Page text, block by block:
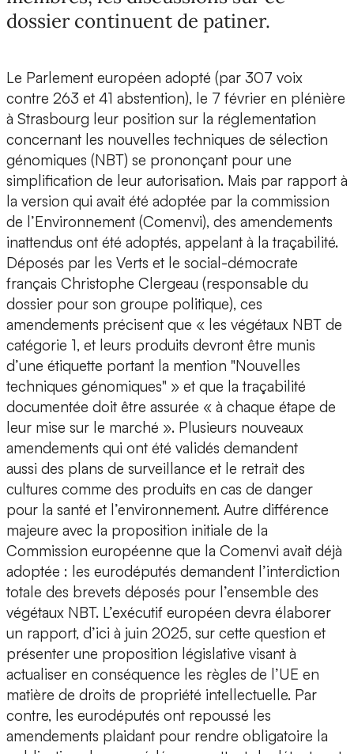
dossier continuent de patiner.
Le Parlement européen adopté (par 307 voix
contre 263 et 41 abstention), le 7 février en plénière
à Strasbourg leur position sur la réglementation
concernant les nouvelles techniques de sélection
génomiques (NBT) se prononçant pour une
simplification de leur autorisation. Mais par rapport à
la version qui avait été adoptée par la commission
de l’Environnement (Comenvi), des amendements
inattendus ont été adoptés, appelant à la traçabilité.
Déposés par les Verts et le social-démocrate
français Christophe Clergeau (responsable du
dossier pour son groupe politique), ces
amendements précisent que « les végétaux NBT de
catégorie 1, et leurs produits devront être munis
d’une étiquette portant la mention "Nouvelles
techniques génomiques" » et que la traçabilité
documentée doit être assurée « à chaque étape de
leur mise sur le marché ». Plusieurs nouveaux
amendements qui ont été validés demandent
aussi des plans de surveillance et le retrait des
cultures comme des produits en cas de danger
pour la santé et l’environnement. Autre différence
majeure avec la proposition initiale de la
Commission européenne que la Comenvi avait déjà
adoptée : les eurodéputés demandent l’interdiction
totale des brevets déposés pour l’ensemble des
végétaux NBT. L’exécutif européen devra élaborer
un rapport, d’ici à juin 2025, sur cette question et
présenter une proposition législative visant à
actualiser en conséquence les règles de l’UE en
matière de droits de propriété intellectuelle. Par
contre, les eurodéputés ont repoussé les
amendements plaidant pour rendre obligatoire la